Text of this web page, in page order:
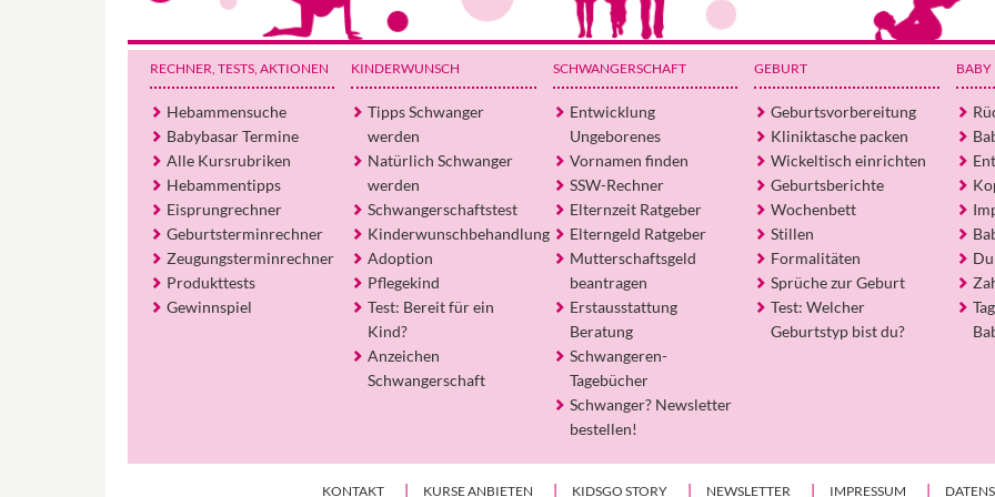
RECHNER, TESTS, AKTIONEN
Hebammensuche
Babybasar Termine
Alle Kursrubriken
Hebammentipps
Eisprungrechner
Geburtsterminrechner
Zeugungsterminrechner
Produkttests
Gewinnspiel
KINDERWUNSCH
Tipps Schwanger
werden
Natürlich Schwanger
werden
Schwangerschaftstest
Kinderwunschbehandlung
Adoption
Pflegekind
Test: Bereit für ein
Kind?
Anzeichen
Schwangerschaft
SCHWANGERSCHAFT
Entwicklung
Ungeborenes
Vornamen finden
SSW-Rechner
Elternzeit Ratgeber
Elterngeld Ratgeber
Mutterschaftsgeld
beantragen
Erstausstattung
Beratung
Schwangeren-
Tagebücher
Schwanger? Newsletter
bestellen!
GEBURT
Geburtsvorbereitung
Kliniktasche packen
Wickeltisch einrichten
Geburtsberichte
Wochenbett
Stillen
Formalitäten
Sprüche zur Geburt
Test: Welcher
Geburtstyp bist du?
BABY
KONTAKT KURSE ANBIETEN KIDSGO STORY NEWSLETTER IMPRESSUM